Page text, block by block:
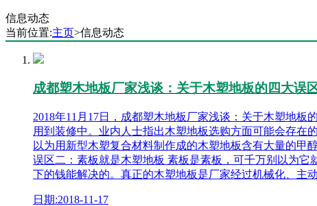
信息动态
当前位置:主页>信息动态
成都塑木地板厂家浅谈：关于木塑地板的四大误
2018年11月17日，成都塑木地板厂家浅谈：关于木塑地
用到装修中。业内人士指出木塑地板选购方面可能会存在
以为用新型木塑复合材料制作成的木塑地板含有大量的甲
误区二：素板就是木塑地板 素板是素板，可千万别以为
下的钱能解决的。真正的木塑地板是厂家经过机械化、主
日期:2018-11-17